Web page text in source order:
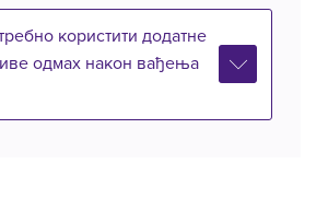
користити додатне
одмах након вађења